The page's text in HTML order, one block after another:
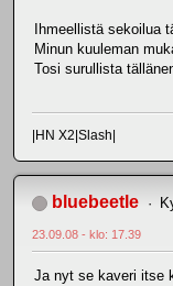
Ihmeellistä sekoilua
Minun kuuleman
Tosi surullista
|HN X2|Slash|
bluebeetle
23.09.08 - klo: 17.39
Ja nyt se kaveri itse